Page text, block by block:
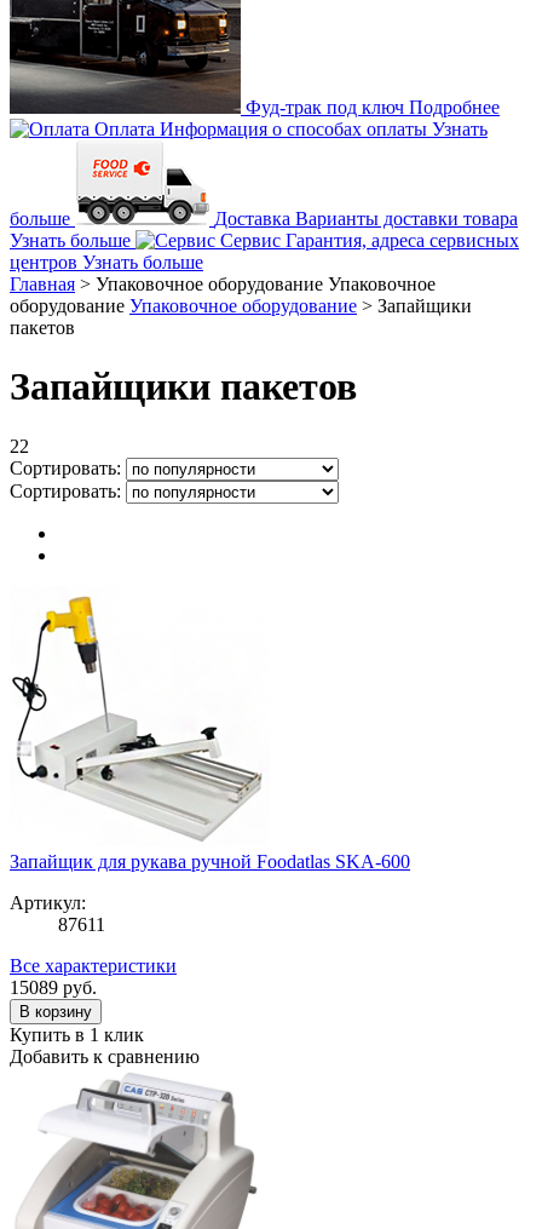
Фуд-трак под ключ Подробнее
Оплата Информация о способах оплаты Узнать
больше Доставка Варианты доставки товара
Узнать больше
Сервис Гарантия, адреса сервисных
центров Узнать больше
Главная > Упаковочное оборудование Упаковочное
оборудование Упаковочное оборудование > Запайщики
пакетов
Запайщики пакетов
22
Сортировать:
Сортировать:
Запайщик для рукава ручной Foodatlas SKA-600
Артикул:
87611
Все характеристики
15089 руб.
В корзину
Купить в 1 клик
Добавить к сравнению